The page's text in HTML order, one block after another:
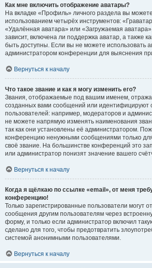
Как мне включить отображение аватары?
На вкладке «Профиль» личного раздела вы
использованием четырёх инструментов:
«Удалённая аватара» или «Загружаемая
зависит, включена ли поддержка аватар, а также
быть доступны. Если вы не можете использовать
администратором конференции для выяснения
Вернуться к началу
Что такое звание и как я могу изменить его?
Звания, отображаемые под вашим именем,
созданных вами сообщений или идентифицируют
пользователей: например, модераторов и
не можете напрямую изменять наименования
так как они установлены её администратором.
конференцию ненужными сообщениями только
своё звание. На большинстве конференций это
или администратор понизят значение вашего
Вернуться к началу
Когда я щёлкаю по ссылке «email», от меня
конференцию!
Только зарегистрированные пользователи могут
сообщения другим пользователям через
форму, и только если администратор включил
сделано для того, чтобы предотвратить
системой анонимными пользователями.
Вернуться к началу